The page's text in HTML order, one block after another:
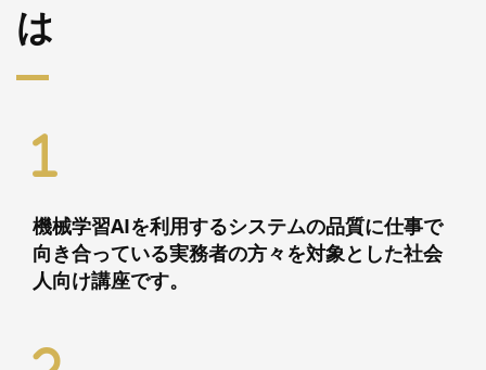
は
機械学習AIを利用するシステムの品質に仕事で
向き合っている実務者の方々を対象とした社会
人向け講座です。